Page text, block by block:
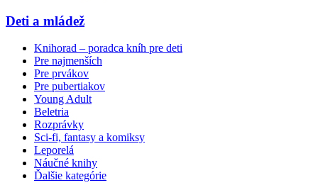
Deti a mládež
Knihorad – poradca kníh pre deti
Pre najmenších
Pre prvákov
Pre pubertiakov
Young Adult
Beletria
Rozprávky
Sci-fi, fantasy a komiksy
Leporelá
Náučné knihy
Ďalšie kategórie